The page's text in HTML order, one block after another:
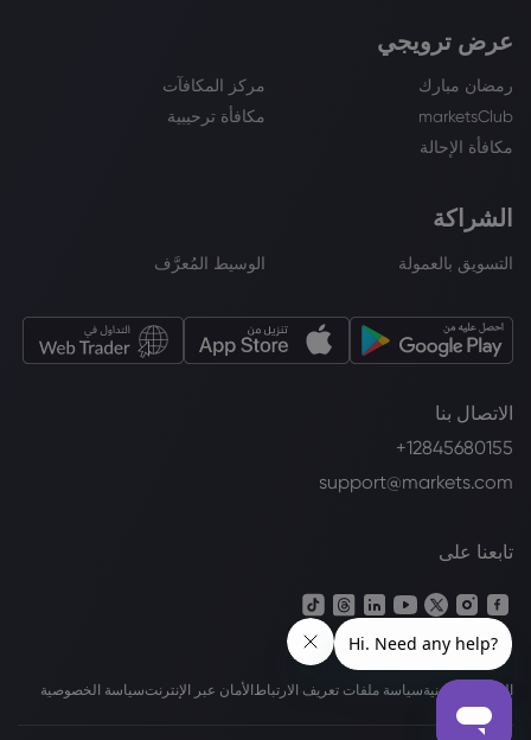
عرض ترويجي
رمضان مبارك
مركز المكافآت
marketsClub
مكافأة ترحيبية
مكافأة الإحالة
الشراكة
التسويق بالعمولة الوسيط المُعرَّف
الاتصال بنا
+12845680155
support@markets.com
تابعنا على
الحزمة القانونيةسياسة ملفات تعريف الارتباطالأمان عبر الإنترنتسياسة الخصوصية